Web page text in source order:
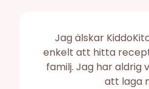
Jag älskar
enkelt att hitta
familj. Jag har aldrig
att laga